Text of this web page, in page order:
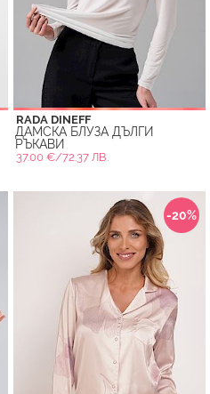
RADA DINEFF
ДАМСКА БЛУЗА ДЪЛГИ
РЪКАВИ
37.00 €/72.37 ЛВ.
-20%